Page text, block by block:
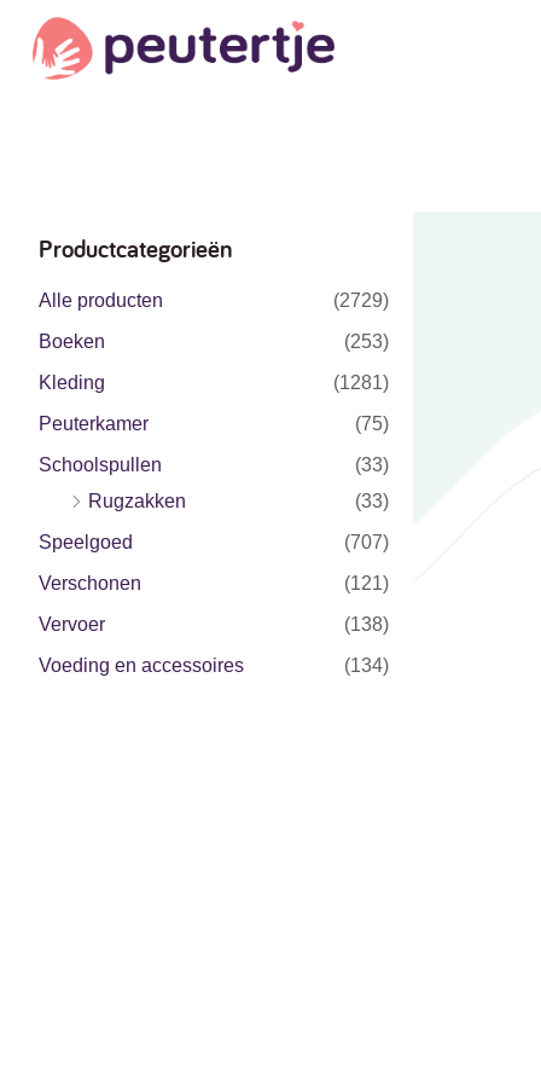
Productcategorieën
Alle producten
(2729)
Boeken
(253)
Kleding
(1281)
Peuterkamer
(75)
Schoolspullen
(33)
Rugzakken
(33)
Speelgoed
(707)
Verschonen
(121)
Vervoer
(138)
Voeding en accessoires
(134)